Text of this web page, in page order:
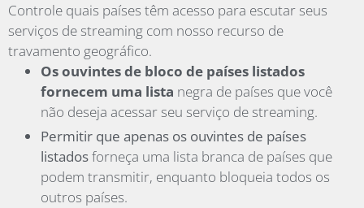
Controle quais países têm acesso para escutar seus
serviços de streaming com nosso recurso de
travamento geográfico.
Os ouvintes de bloco de países listados
fornecem uma lista negra de países que você
não deseja acessar seu serviço de streaming.
Permitir que apenas os ouvintes de países
listadosforneça uma lista branca de países que
podem transmitir, enquanto bloqueia todos os
outros países.